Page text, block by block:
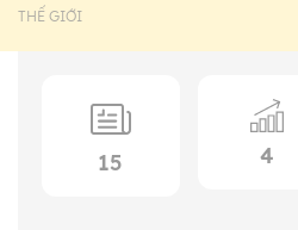
THẾ GIỚI
15 4